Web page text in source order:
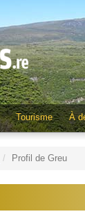
Tourisme À
Profil de Greu